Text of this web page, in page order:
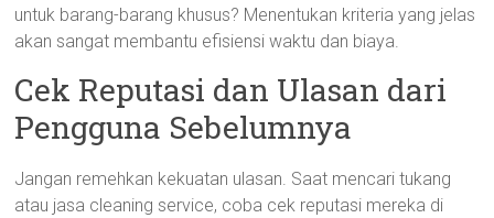
untuk barang-barang khusus? Menentukan kriteria yang jelas
akan sangat membantu efisiensi waktu dan biaya.
Cek Reputasi dan Ulasan dari
Pengguna Sebelumnya
Jangan remehkan kekuatan ulasan. Saat mencari tukang
atau jasa cleaning service, coba cek reputasi mereka di